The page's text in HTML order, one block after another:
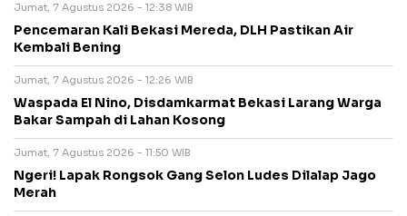
Jumat, 7 Agustus 2026 - 12:38 WIB
Pencemaran Kali Bekasi Mereda, DLH Pastikan Air
Kembali Bening
Jumat, 7 Agustus 2026 - 12:26 WIB
Waspada El Nino, Disdamkarmat Bekasi Larang Warga
Bakar Sampah di Lahan Kosong
Jumat, 7 Agustus 2026 - 11:50 WIB
Ngeri! Lapak Rongsok Gang Selon Ludes Dilalap Jago
Merah